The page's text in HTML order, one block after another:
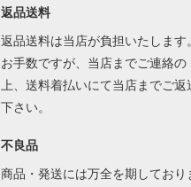
返品送料
返品送料は当店が負担いたします。
お手数ですが、当店までご連絡の
上、送料着払いにて当店までご返
下さい。
不良品
商品・発送には万全を期しており